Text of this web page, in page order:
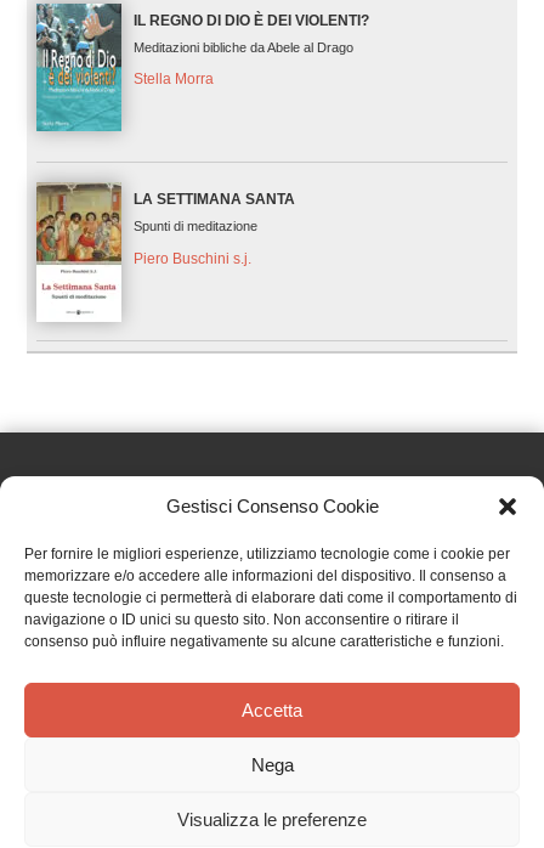
Gestisci Consenso Cookie
Per fornire le migliori esperienze, utilizziamo tecnologie come i cookie per
memorizzare e/o accedere alle informazioni del dispositivo. Il consenso a
queste tecnologie ci permetterà di elaborare dati come il comportamento di
navigazione o ID unici su questo sito. Non acconsentire o ritirare il
consenso può influire negativamente su alcune caratteristiche e funzioni.
Accetta
Nega
Visualizza le preferenze
IL REGNO DI DIO È DEI VIOLENTI?
Meditazioni bibliche da Abele al Drago
Stella Morra
LA SETTIMANA SANTA
Spunti di meditazione
Piero Buschini s.j.
Effatà Editrice di Pellegrino Paolo SAS
C.F. e P.IVA 09655250018
Via Tre Denti, 1 - 10060 Cantalupa (TO)
Telefono: (+39) 0121 353452 - Fax: (+39) 0121 353839
TERMINI E CONDIZIONI